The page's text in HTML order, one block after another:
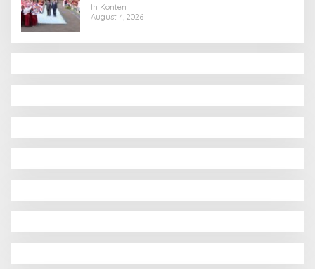
Hubungan Indonesia-Thailand
In Konten
August 4, 2026